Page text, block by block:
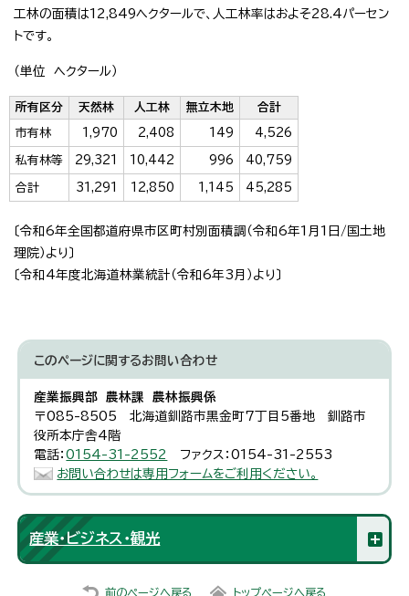
工林の面積は12,849ヘクタールで、人工林率はおよそ28.4パーセン
トです。
（単位 ヘクタール）
所有区分 天然林 人工林 無立木地 合計
市有林 1,970 2,408 149 4,526
私有林等 29,321 10,442 996 40,759
合計 31,291 12,850 1,145 45,285
〔令和6年全国都道府県市区町村別面積調（令和6年1月1日/国土地
理院）より〕
〔令和4年度北海道林業統計（令和6年3月）より〕
このページに関するお問い合わせ
産業振興部 農林課 農林振興係
〒085-8505 北海道釧路市黒金町7丁目5番地 釧路市
役所本庁舎4階
電話：0154-31-2552
ファクス：0154-31-2553
お問い合わせは専用フォームをご利用ください。
産業・ビジネス・観光
前のページへ戻る トップページへ戻る